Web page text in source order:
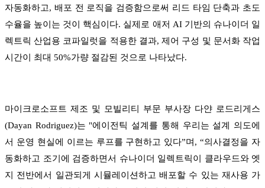
자동화하고, 배포 전 로직을 검증함으로써 리드 타임 단축과 초도
수율을 높이는 것이 핵심이다. 실제로 애저 AI 기반의 슈나이더 일
렉트릭 산업용 코파일럿을 적용한 결과, 제어 구성 및 문서화 작업
시간이 최대 50%가량 절감된 것으로 나타났다.
마이크로소프트 제조 및 모빌리티 부문 부사장 다얀 로드리게스
(Dayan Rodriguez)는 "에이전틱 설계를 통해 우리는 설계 의도에
서 운영 현실에 이르는 루프를 구현하고 있다”며, “의사결정을 자
동화하고 조기에 검증하면서 슈나이더 일렉트릭이 클라우드와 엣
지 전반에서 일관되게 시뮬레이션하고 배포할 수 있는 재사용 가